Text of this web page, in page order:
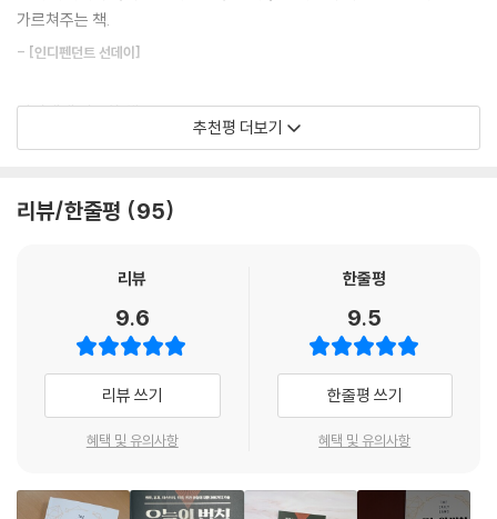
말하는 것이 아니라, 타인의 사고방식을 이해하고 그들의 이기심에 호소하
는 법을 배운다. 이를 통해서 삶에서 빼어난 전략가가 되고, 자신이 진심으
마지막 석 달간(10-12월)은 자신의 행동을 비롯한 모든 인간 행동의 이면
에 놓인 동기를 꿰뚫어본다. 자신이 어떤 사람인지를 성찰하고 자신 또한
고 너그러워질 뿐만 아니라 나쁜 습관을 고치는 열쇠를 손에 넣게 될 것이
『오늘의 법칙』의 주인공인 당신은 위험하고 해로운 자들로 가득한 세상을
헤쳐나가게 될 것이다. 당신은 망상을 벗어버리고 더욱 단단해진 모습으로
앞으로의 전투를 맞이할 것이다. 사람들과 세상을 참된 빛 속에서 바라보
면서 위안과 기쁨을 만끽할 것이다. -“머리말”에서
가르쳐주는 책.
- [인디펜던트 선데이]
당신에게 필요한 책.
- [타임스]
이 시대의 마키아벨리를 위한 기본 법칙들.
- [파이낸셜 타임스]
다윈, 모차르트, 키츠 같은 대가들처럼 정상에 오른 방법을 설명한다.
창의성을 둘러싼 안개를 걷어내는 인생 지침서.
추천평 더보기
리뷰/한줄평 95
리뷰
9.6
리뷰 쓰기
혜택 및 유의사항
한줄평
9.5
한줄평 쓰기
혜택 및 유의사항